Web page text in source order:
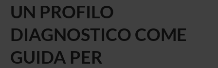
UN PROFILO
DIAGNOSTICO COME
GUIDA PER